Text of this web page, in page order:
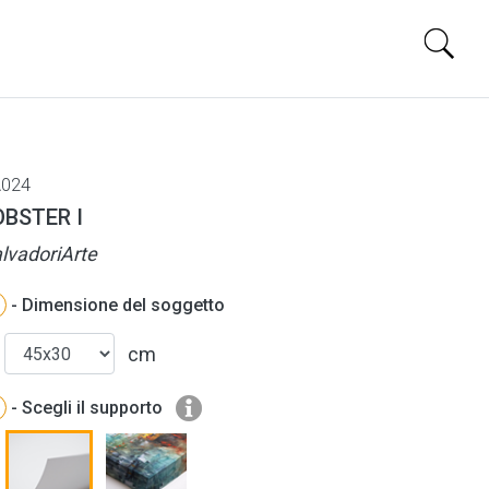
I
- Dimensione del soggetto
cm
- Scegli il supporto